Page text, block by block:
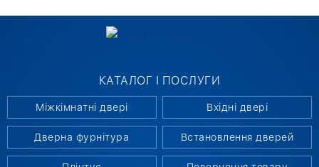
КАТАЛОГ І ПОСЛУГИ
Міжкімнатні двері Вхідні двері
Дверна фурнітура Встановлення дверей